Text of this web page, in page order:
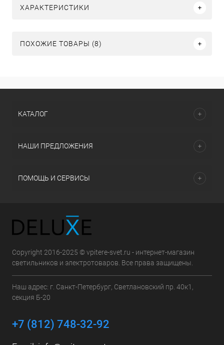
ХАРАКТЕРИСТИКИ
ПОХОЖИЕ ТОВАРЫ (8)
КАТАЛОГ
НАШИ ПРЕДЛОЖЕНИЯ
ПОМОЩЬ И СЕРВИСЫ
Copyright 2016-2025 © vpitere-svet.ru - интернет-магазин
светильников и электротоваров. Все права защищены.
Наш адрес: г. Санкт-Петербург, Светлановский пр. 40к1,
секция Б-20
+7 (812) 748-32-92